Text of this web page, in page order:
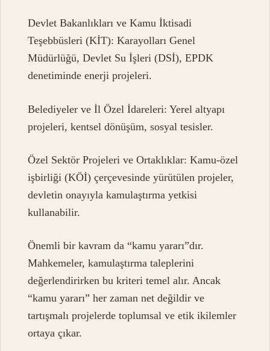
Devlet Bakanlıkları ve Kamu İktisadi
Teşebbüsleri (KİT): Karayolları Genel
Müdürlüğü, Devlet Su İşleri (DSİ), EPDK
denetiminde enerji projeleri.
Belediyeler ve İl Özel İdareleri: Yerel altyapı
projeleri, kentsel dönüşüm, sosyal tesisler.
Özel Sektör Projeleri ve Ortaklıklar: Kamu-özel
işbirliği (KÖİ) çerçevesinde yürütülen projeler,
devletin onayıyla kamulaştırma yetkisi
kullanabilir.
Önemli bir kavram da “kamu yararı”dır.
Mahkemeler, kamulaştırma taleplerini
değerlendirirken bu kriteri temel alır. Ancak
“kamu yararı” her zaman net değildir ve
tartışmalı projelerde toplumsal ve etik ikilemler
ortaya çıkar.